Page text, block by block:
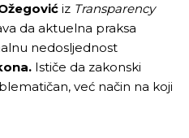
iz Transparency
da aktuelna praksa
nedosljednost
Ističe da zakonski
već način na koji